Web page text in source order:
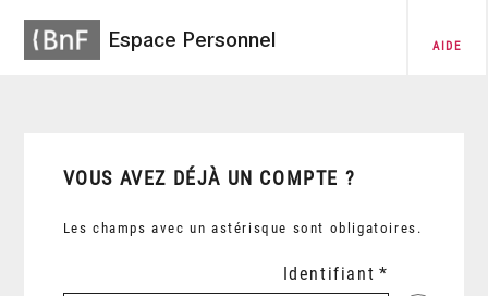
Espace Personnel AIDE
VOUS AVEZ DÉJÀ UN COMPTE ?
Les champs avec un astérisque sont obligatoires.
Identifiant